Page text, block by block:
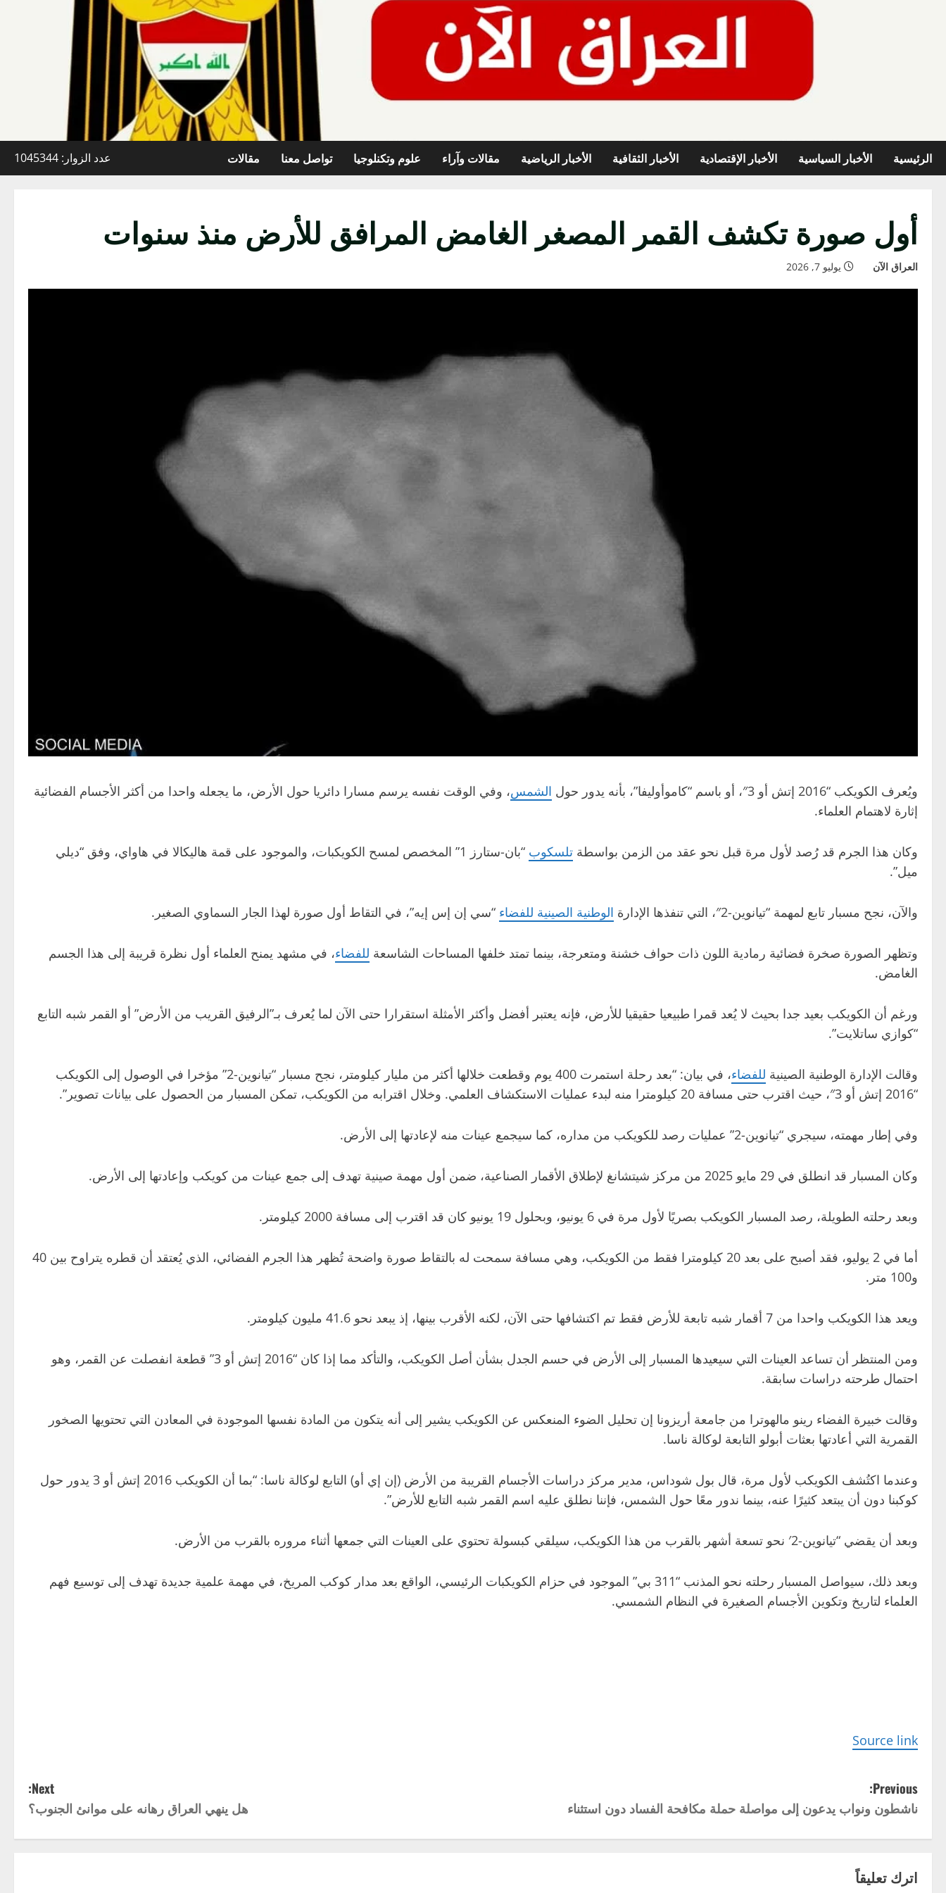
الرئيسية الأخبار السياسية الأخبار الإقتصادية الأخبار الثقافية الأخبار الرياضية مقالات وآراء علوم وتكنلوجيا تواصل معنا مقالات عدد الزوار: 1045344
أول صورة تكشف القمر المصغر الغامض المرافق للأرض منذ سنوات
العراق الآن يوليو 7, 2026
ويُعرف الكويكب “2016 إتش أو 3″، أو باسم “كاموأوليفا”، بأنه يدور حول الشمس، وفي الوقت نفسه يرسم مسارا دائريا حول الأرض، ما يجعله واحدا من أكثر الأجسام الفضائية
إثارة لاهتمام العلماء.
وكان هذا الجرم قد رُصد لأول مرة قبل نحو عقد من الزمن بواسطة تلسكوب
“بان-ستارز 1” المخصص لمسح الكويكبات، والموجود على قمة هاليكالا في هاواي، وفق “ديلي
ميل”.
والآن، نجح مسبار تابع لمهمة “تيانوين-2″، التي تنفذها الإدارة الوطنية الصينية للفضاء “سي إن إس إيه”، في التقاط أول صورة لهذا الجار السماوي الصغير.
وتظهر الصورة صخرة فضائية رمادية اللون ذات حواف خشنة ومتعرجة، بينما تمتد خلفها المساحات الشاسعة للفضاء، في مشهد يمنح العلماء أول نظرة قريبة إلى هذا الجسم
الغامض.
ورغم أن الكويكب بعيد جدا بحيث لا يُعد قمرا طبيعيا حقيقيا للأرض، فإنه يعتبر أفضل وأكثر الأمثلة استقرارا حتى الآن لما يُعرف بـ”الرفيق القريب من الأرض” أو القمر شبه التابع
“كوازي ساتلايت”.
وقالت الإدارة الوطنية الصينية للفضاء
، في بيان: “بعد رحلة استمرت 400 يوم وقطعت خلالها أكثر من مليار كيلومتر، نجح مسبار “تيانوين-2” مؤخرا في الوصول إلى الكويكب
“2016 إتش أو 3″، حيث اقترب حتى مسافة 20 كيلومترا منه لبدء عمليات الاستكشاف العلمي. وخلال اقترابه من الكويكب، تمكن المسبار من الحصول على بيانات تصوير”.
وفي إطار مهمته، سيجري “تيانوين-2” عمليات رصد للكويكب من مداره، كما سيجمع عينات منه لإعادتها إلى الأرض.
وكان المسبار قد انطلق في 29 مايو 2025 من مركز شيتشانغ لإطلاق الأقمار الصناعية، ضمن أول مهمة صينية تهدف إلى جمع عينات من كويكب وإعادتها إلى الأرض.
وبعد رحلته الطويلة، رصد المسبار الكويكب بصريًا لأول مرة في 6 يونيو، وبحلول 19 يونيو كان قد اقترب إلى مسافة 2000 كيلومتر.
أما في 2 يوليو، فقد أصبح على بعد 20 كيلومترا فقط من الكويكب، وهي مسافة سمحت له بالتقاط صورة واضحة تُظهر هذا الجرم الفضائي، الذي يُعتقد أن قطره يتراوح بين 40
و100 متر.
ويعد هذا الكويكب واحدا من 7 أقمار شبه تابعة للأرض فقط تم اكتشافها حتى الآن، لكنه الأقرب بينها، إذ يبعد نحو 41.6 مليون كيلومتر.
ومن المنتظر أن تساعد العينات التي سيعيدها المسبار إلى الأرض في حسم الجدل بشأن أصل الكويكب، والتأكد مما إذا كان “2016 إتش أو 3” قطعة انفصلت عن القمر، وهو
احتمال طرحته دراسات سابقة.
وقالت خبيرة الفضاء رينو مالهوترا من جامعة أريزونا إن تحليل الضوء المنعكس عن الكويكب يشير إلى أنه يتكون من المادة نفسها الموجودة في المعادن التي تحتويها الصخور
القمرية التي أعادتها بعثات أبولو التابعة لوكالة ناسا.
وعندما اكتُشف الكويكب لأول مرة، قال بول شوداس، مدير مركز دراسات الأجسام القريبة من الأرض (إن إي أو) التابع لوكالة ناسا: “بما أن الكويكب 2016 إتش أو 3 يدور حول
كوكبنا دون أن يبتعد كثيرًا عنه، بينما ندور معًا حول الشمس، فإننا نطلق عليه اسم القمر شبه التابع للأرض”.
وبعد أن يقضي “تيانوين-2′ نحو تسعة أشهر بالقرب من هذا الكويكب، سيلقي كبسولة تحتوي على العينات التي جمعها أثناء مروره بالقرب من الأرض.
وبعد ذلك، سيواصل المسبار رحلته نحو المذنب “311 بي” الموجود في حزام الكويكبات الرئيسي، الواقع بعد مدار كوكب المريخ، في مهمة علمية جديدة تهدف إلى توسيع فهم
العلماء لتاريخ وتكوين الأجسام الصغيرة في النظام الشمسي.
Source link
P
o
s
t
Previous:
ناشطون ونواب يدعون إلى مواصلة حملة مكافحة الفساد دون استثناء
Next:
هل ينهي العراق رهانه على موانئ الجنوب؟
اترك تعليقاً